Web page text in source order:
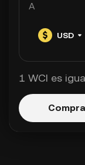
A
USD
1 WCI es